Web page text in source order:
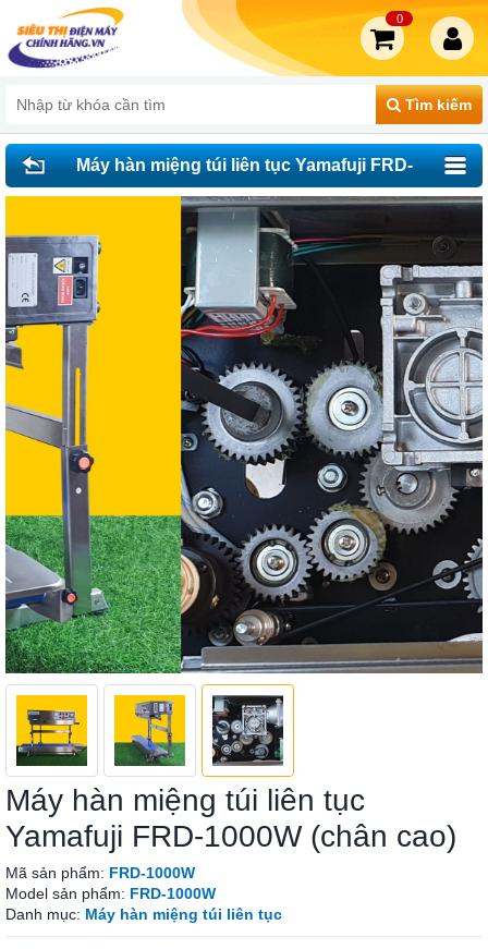
Tìm kiếm
0
Máy hàn miệng túi liên tục Yamafuji FRD-
1000W (chân cao)
Máy hàn miệng túi liên tục
Yamafuji FRD-1000W (chân cao)
Mã sản phẩm: FRD-1000W
Model sản phẩm: FRD-1000W
Danh mục: Máy hàn miệng túi liên tục